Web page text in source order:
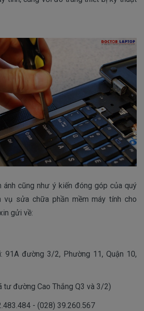
ánh cũng như ý kiến đóng góp của quý
vụ sửa chữa phần mềm máy tính cho
gửi về:
đường 3/2, Phường 11, Quận 10,
đường Cao Thắng Q3 và 3/2)
- (028) 39.260.567